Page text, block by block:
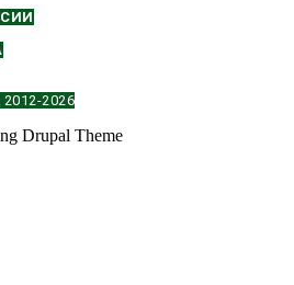
2012-2026
Drupal Theme